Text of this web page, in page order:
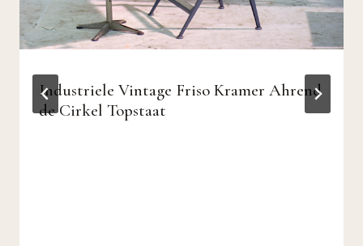
Industriele Vintage Friso Kramer Ahrend
de Cirkel Topstaat